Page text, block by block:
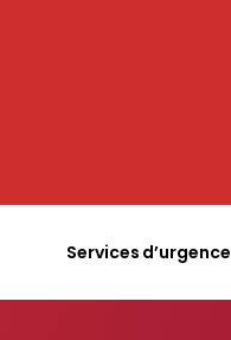
Services d’urgence